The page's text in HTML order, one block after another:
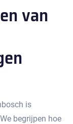
van
is
begrijpen hoe